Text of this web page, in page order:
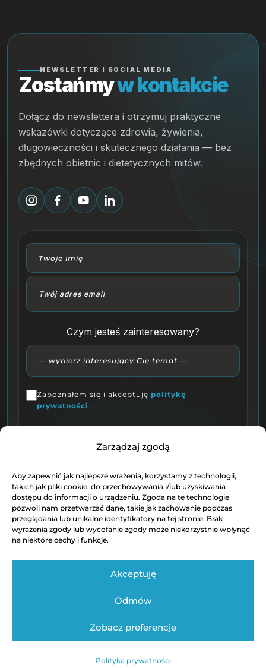
Zarządzaj zgodą
Aby zapewnić jak najlepsze wrażenia, korzystamy z technologii,
takich jak pliki cookie, do przechowywania i/lub uzyskiwania
dostępu do informacji o urządzeniu. Zgoda na te technologie
pozwoli nam przetwarzać dane, takie jak zachowanie podczas
przeglądania lub unikalne identyfikatory na tej stronie. Brak
wyrażenia zgody lub wycofanie zgody może niekorzystnie wpłynąć
na niektóre cechy i funkcje.
Akceptuję
Odmów
Zobacz preferencje
Polityka prywatności
NEWSLETTER I SOCIAL MEDIA
Zostańmyw kontakcie
Dołącz do newslettera i otrzymuj praktyczne
wskazówki dotyczące zdrowia, żywienia,
długowieczności i skutecznego działania — bez
zbędnych obietnic i dietetycznych mitów.
Czym jesteś zainteresowany?
Zapoznałem się i akceptuję politykę
prywatności.
ZAPISZ SIĘ
Autor wtyczki: Świnicki w Sieci | Zobacz wtyczkę
Autor strony: Swinickiwsieci / Bartosz Świnicki